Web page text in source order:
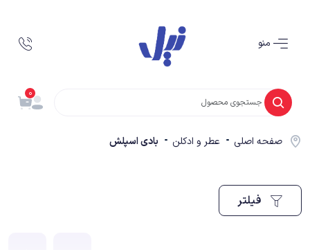
0
صفحه اصلی عطر و ادکلن بادی اسپلش